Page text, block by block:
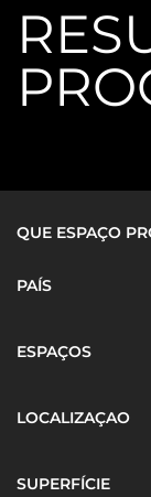
PAÍS
ESPAÇOS
LOCALIZAÇAO
SUPERFÍCIE